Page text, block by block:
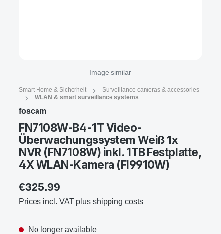
Image similar
Smart Home & Sicherheit
Surveillance cameras & accessories
WLAN & smart surveillance systems
foscam
FN7108W-B4-1T Video-
Überwachungssystem Weiß 1x
NVR (FN7108W) inkl. 1TB Festplatte,
4X WLAN-Kamera (FI9910W)
€325.99
Prices incl. VAT plus shipping costs
No longer available